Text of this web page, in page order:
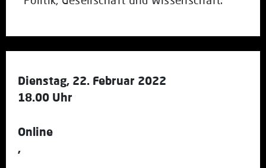
Dienstag, 22. Februar 2022
18.00 Uhr
Online
,